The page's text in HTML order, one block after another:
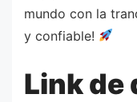
mundo con la
y confiable!
Link de